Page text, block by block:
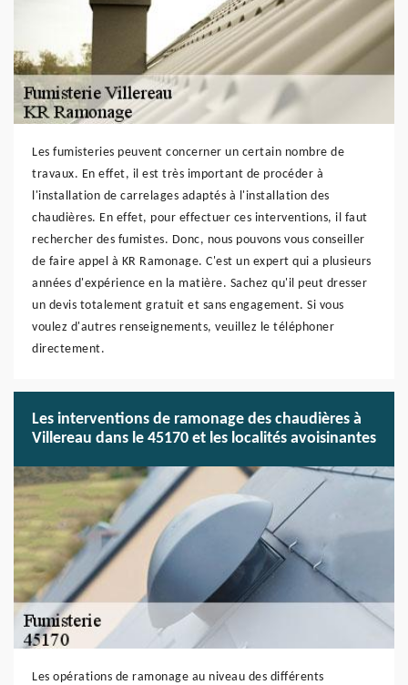
Les fumisteries peuvent concerner un certain nombre de
travaux. En effet, il est très important de procéder à
l'installation de carrelages adaptés à l'installation des
chaudières. En effet, pour effectuer ces interventions, il faut
rechercher des fumistes. Donc, nous pouvons vous conseiller
de faire appel à KR Ramonage. C'est un expert qui a plusieurs
années d'expérience en la matière. Sachez qu'il peut dresser
un devis totalement gratuit et sans engagement. Si vous
voulez d'autres renseignements, veuillez le téléphoner
directement.
Les interventions de ramonage des chaudières à
Villereau dans le 45170 et les localités avoisinantes
Les opérations de ramonage au niveau des différents